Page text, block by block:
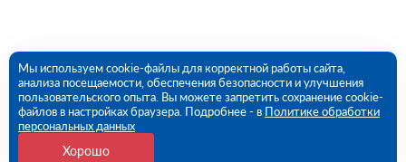
Мы используем cookie-файлы для корректной работы сайта,
анализа посещаемости, обеспечения безопасности и улучшения
пользовательского опыта. Вы можете запретить сохранение cookie-
файлов в настройках браузера. Подробнее - в Политике обработки
персональных данных
Хорошо